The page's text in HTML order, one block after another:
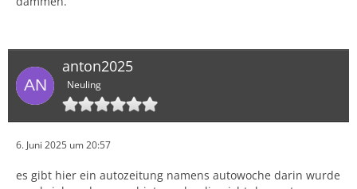
anton2025
Neuling
6. Juni 2025 um 20:57
es gibt hier ein autozeitung namens autowoche darin wurde